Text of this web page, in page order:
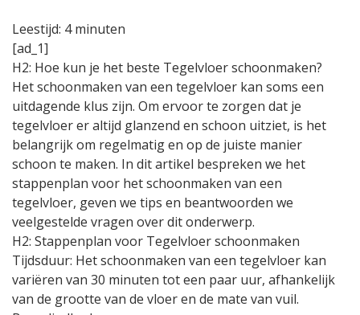
Leestijd: 4 minuten
[ad_1]
H2: Hoe kun je het beste Tegelvloer schoonmaken?
Het schoonmaken van een tegelvloer kan soms een
uitdagende klus zijn. Om ervoor te zorgen dat je
tegelvloer er altijd glanzend en schoon uitziet, is het
belangrijk om regelmatig en op de juiste manier
schoon te maken. In dit artikel bespreken we het
stappenplan voor het schoonmaken van een
tegelvloer, geven we tips en beantwoorden we
veelgestelde vragen over dit onderwerp.
H2: Stappenplan voor Tegelvloer schoonmaken
Tijdsduur: Het schoonmaken van een tegelvloer kan
variëren van 30 minuten tot een paar uur, afhankelijk
van de grootte van de vloer en de mate van vuil.